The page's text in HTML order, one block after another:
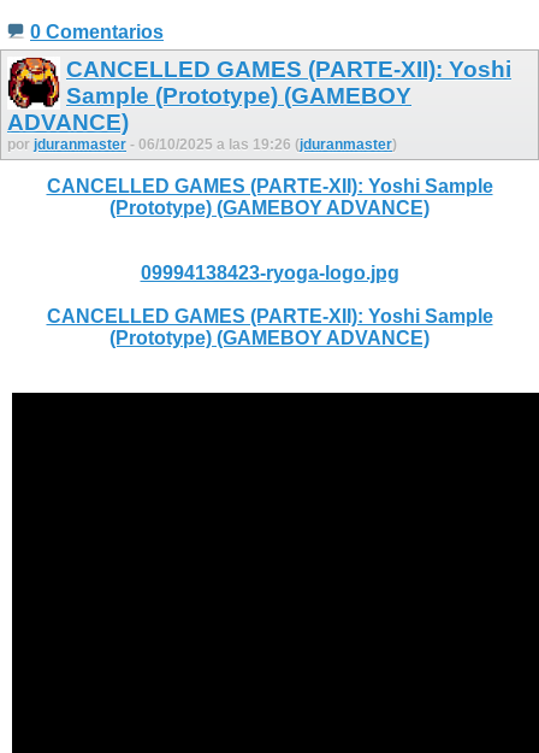
0 Comentarios
CANCELLED GAMES (PARTE-XII): Yoshi
Sample (Prototype) (GAMEBOY
ADVANCE)
por jduranmaster - 06/10/2025 a las 19:26 (jduranmaster)
CANCELLED GAMES (PARTE-XII): Yoshi Sample
(Prototype) (GAMEBOY ADVANCE)
09994138423-ryoga-logo.jpg
CANCELLED GAMES (PARTE-XII): Yoshi Sample
(Prototype) (GAMEBOY ADVANCE)